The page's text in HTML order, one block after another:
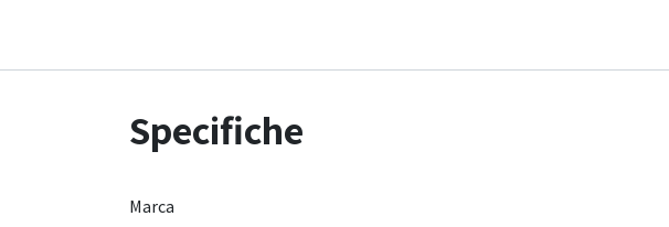
Specifiche
Marca